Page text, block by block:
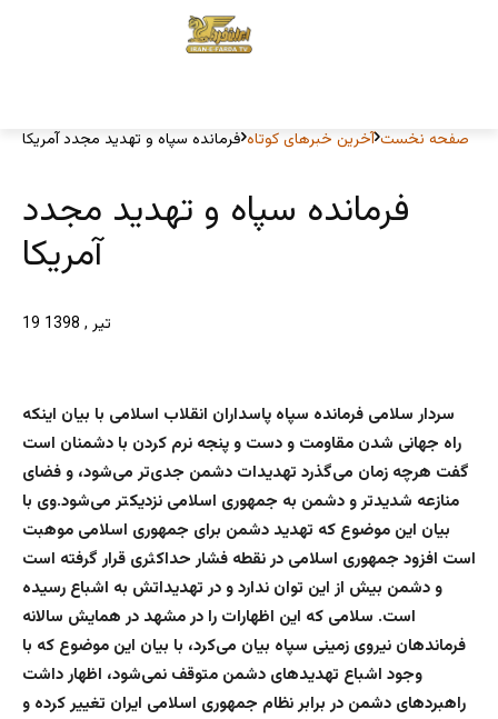
صفحه نخست آخرین خبرهای کوتاه فرمانده سپاه و تهدید مجدد آمریکا
فرمانده سپاه و تهدید مجدد
آمریکا
19 تیر , 1398
سردار سلامی فرمانده سپاه پاسداران انقلاب اسلامی با بیان اینکه
راه جهانی شدن مقاومت و دست و پنجه نرم کردن با دشمنان است
گفت هرچه زمان می‌گذرد تهدیدات دشمن جدی‌تر می‌شود، و فضای
منازعه شدیدتر و دشمن به جمهوری اسلامی نزدیکتر می‌شود.وی با
بیان این موضوع که تهدید دشمن برای جمهوری اسلامی موهبت
است افزود جمهوری اسلامی در نقطه فشار حداکثری قرار گرفته است
و دشمن بیش از این توان ندارد و در تهدیداتش به اشباع رسیده
است. سلامی که این اظهارات را در مشهد در همایش سالانه
فرماندهان نیروی زمینی سپاه بیان می‌کرد، با بیان این موضوع که با
وجود اشباع تهدیدهای دشمن متوقف نمی‌شود، اظهار داشت
راهبردهای دشمن در برابر نظام جمهوری اسلامی ایران تغییر کرده و